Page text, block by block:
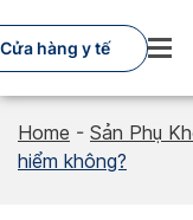
to
content
Cửa hàng y tế
Home - Sản Phụ
hiểm không?